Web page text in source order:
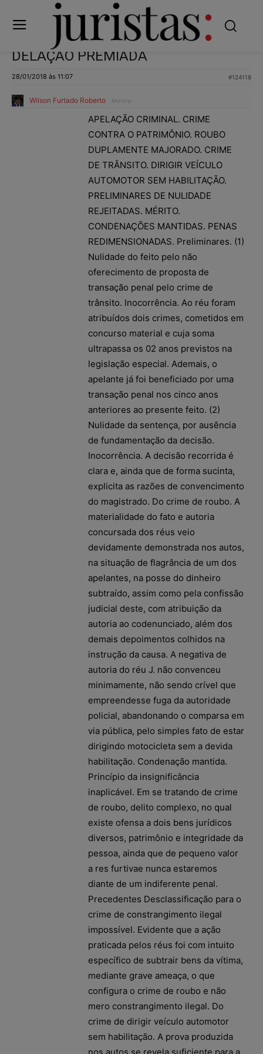
DELAÇÃO PREMIADA
28/01/2018 às 11:07 #124118
Wilson Furtado Roberto Mestre
APELAÇÃO CRIMINAL. CRIME
CONTRA O PATRIMÔNIO. ROUBO
DUPLAMENTE MAJORADO. CRIME
DE TRÂNSITO. DIRIGIR VEÍCULO
AUTOMOTOR SEM HABILITAÇÃO.
PRELIMINARES DE NULIDADE
REJEITADAS. MÉRITO.
CONDENAÇÕES MANTIDAS. PENAS
REDIMENSIONADAS. Preliminares. (1)
Nulidade do feito pelo não
oferecimento de proposta de
transação penal pelo crime de
trânsito. Inocorrência. Ao réu foram
atribuídos dois crimes, cometidos em
concurso material e cuja soma
ultrapassa os 02 anos previstos na
legislação especial. Ademais, o
apelante já foi beneficiado por uma
transação penal nos cinco anos
anteriores ao presente feito. (2)
Nulidade da sentença, por ausência
de fundamentação da decisão.
Inocorrência. A decisão recorrida é
clara e, ainda que de forma sucinta,
explicita as razões de convencimento
do magistrado. Do crime de roubo. A
materialidade do fato e autoria
concursada dos réus veio
devidamente demonstrada nos autos,
na situação de flagrância de um dos
apelantes, na posse do dinheiro
subtraído, assim como pela confissão
judicial deste, com atribuição da
autoria ao codenunciado, além dos
demais depoimentos colhidos na
instrução da causa. A negativa de
autoria do réu J. não convenceu
minimamente, não sendo crível que
empreendesse fuga da autoridade
policial, abandonando o comparsa em
via pública, pelo simples fato de estar
dirigindo motocicleta sem a devida
habilitação. Condenação mantida.
Princípio da insignificância
inaplicável. Em se tratando de crime
de roubo, delito complexo, no qual
existe ofensa a dois bens jurídicos
diversos, patrimônio e integridade da
pessoa, ainda que de pequeno valor
a res furtivae nunca estaremos
diante de um indiferente penal.
Precedentes Desclassificação para o
crime de constrangimento ilegal
impossível. Evidente que a ação
praticada pelos réus foi com intuito
específico de subtrair bens da vítima,
mediante grave ameaça, o que
configura o crime de roubo e não
mero constrangimento ilegal. Do
crime de dirigir veículo automotor
sem habilitação. A prova produzida
nos autos se revela suficiente para a